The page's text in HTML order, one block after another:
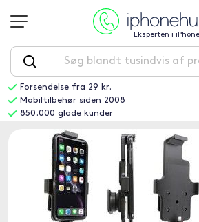
Eksperten i
Forsendelse fra 29 kr.
Mobiltilbehør siden 2008
850.000 glade kunder